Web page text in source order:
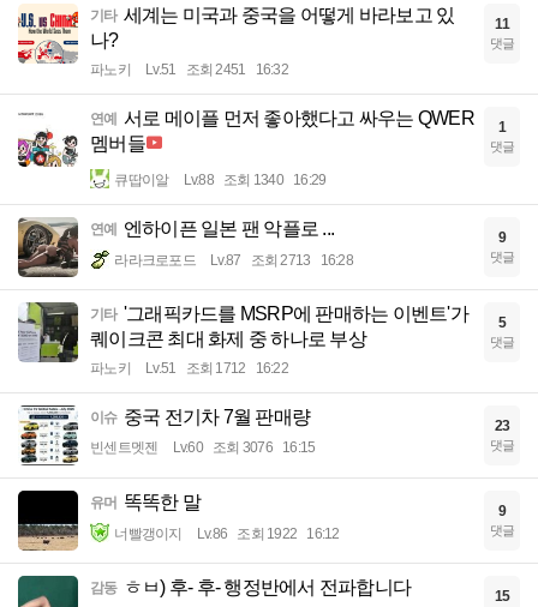
기타 세계는 미국과 중국을 어떻게 바라보고 있
나?
파노키 Lv.51 조회 2451 16:32
11
댓글
연예
서로 메이플 먼저 좋아했다고 싸우는 QWER
멤버들
큐땁이알 Lv.88 조회 1340 16:29
1
댓글
연예 엔하이픈 일본 팬 악플로 ...
라라크로포드 Lv.87 조회 2713 16:28
9
댓글
기타 '그래픽카드를 MSRP에 판매하는 이벤트'가
퀘이크콘 최대 화제 중 하나로 부상
파노키 Lv.51 조회 1712 16:22
5
댓글
이슈 중국 전기차 7월 판매량
빈센트멧젠 Lv.60 조회 3076 16:15
23
댓글
유머 똑똑한 말
너빨갱이지 Lv.86 조회 1922 16:12
9
댓글
감동 ㅎㅂ) 후- 후- 행정반에서 전파합니다 15